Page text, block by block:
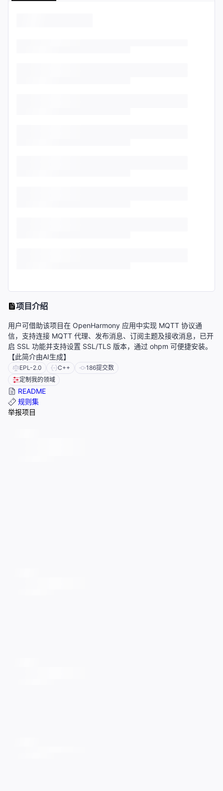
项目介绍
用户可借助该项目在 OpenHarmony 应用中实现 MQTT 协议通
信，支持连接 MQTT 代理、发布消息、订阅主题及接收消息，已开
启 SSL 功能并支持设置 SSL/TLS 版本，通过 ohpm 可便捷安装。
【此简介由AI生成】
EPL-2.0 C++ 186提交数
定制我的领域
README
规则集
举报项目